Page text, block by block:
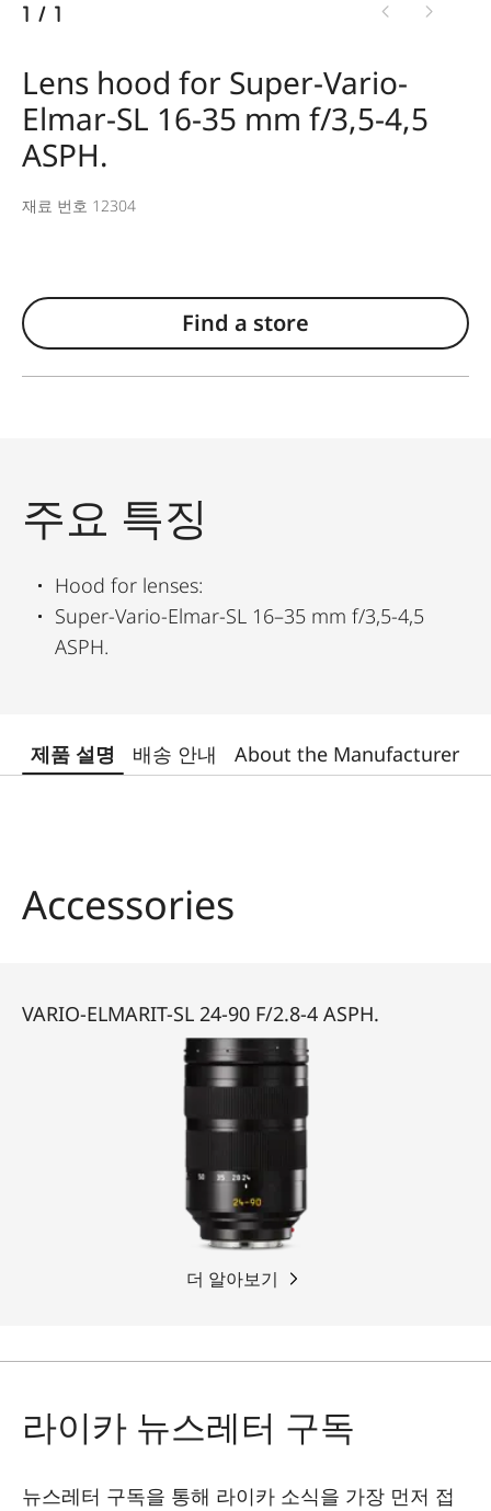
1 / 1
Lens hood for Super-Vario-
Elmar-SL 16-35 mm f/3,5-4,5
ASPH.
재료 번호 12304
Find a store
주요 특징
Hood for lenses:
Super-Vario-Elmar-SL 16–35 mm f/3,5-4,5
ASPH.
제품 설명 배송 안내 About the Manufacturer
Accessories
VARIO-ELMARIT-SL 24-90 F/2.8-4 ASPH.
더 알아보기
라이카 뉴스레터 구독
뉴스레터 구독을 통해 라이카 소식을 가장 먼저 접